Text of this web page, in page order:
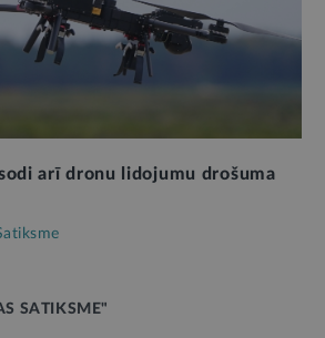
arī dronu lidojumu drošuma
SATIKSME"